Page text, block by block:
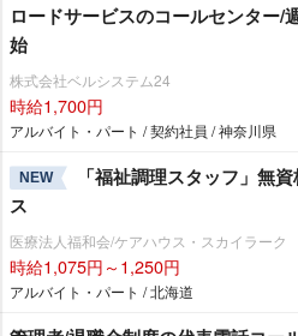
ロードサービスのコールセンター/
始
株式会社ベルシステム24
時給1,700円
アルバイト・パート / 契約社員 / 神奈川県
NEW
「福祉調理スタッフ」無
ス
医療法人福和会/ケアハウス・スカイラーク
時給1,075円～1,250円
アルバイト・パート / 北海道